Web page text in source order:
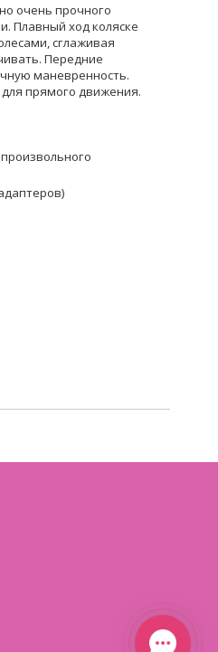
очень прочного
Плавный ход коляске
сглаживая
Передние
маневренность.
прямого движения.